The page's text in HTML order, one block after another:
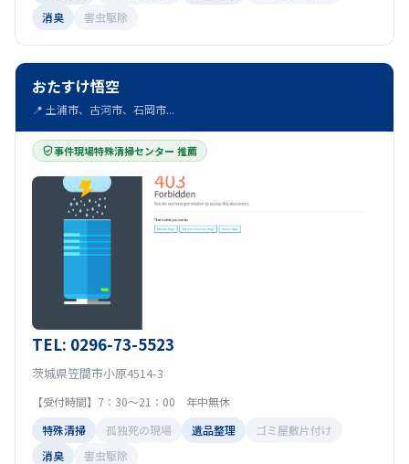
消臭
害虫駆除
おたすけ悟空
📍 土浦市、古河市、石岡市...
事件現場特殊清掃センター 推薦
TEL: 0296-73-5523
茨城県笠間市小原4514-3
【受付時間】7：30～21：00 年中無休
特殊清掃
孤独死の現場 遺品整理
ゴミ屋敷片付け
消臭
害虫駆除